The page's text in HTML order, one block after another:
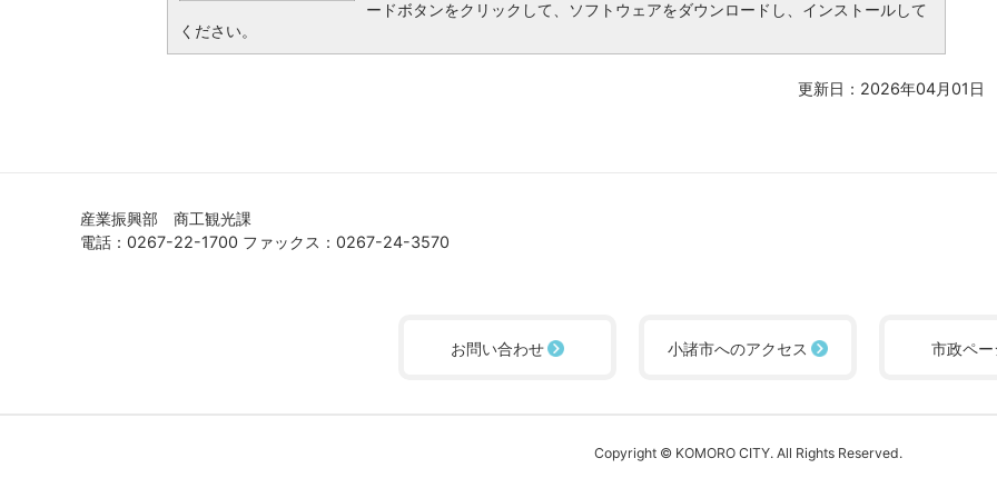
ードボタンをクリックして、ソフトウェアをダウンロードし、インストールして
ください。
更新日：2026年04月01日
産業振興部 商工観光課
電話：0267-22-1700 ファックス：0267-24-3570
お問い合わせ 小諸市へのアクセス 市政ペ
Copyright © KOMORO CITY. All Rights Reserved.